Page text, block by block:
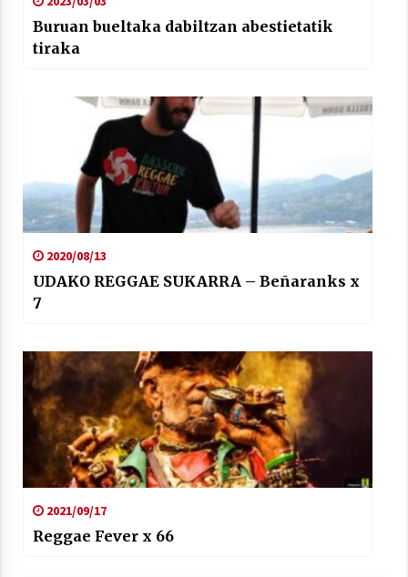
Buruan bueltaka dabiltzan abestietatik
tiraka
2020/08/13
UDAKO REGGAE SUKARRA – Beñaranks x
7
2021/09/17
Reggae Fever x 66